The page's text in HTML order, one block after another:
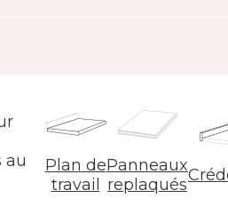
au
Plan de
travail
Panneaux
replaqués